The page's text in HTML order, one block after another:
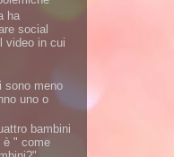
ha
social
video in cui
sono meno
uno o
bambini
è " come